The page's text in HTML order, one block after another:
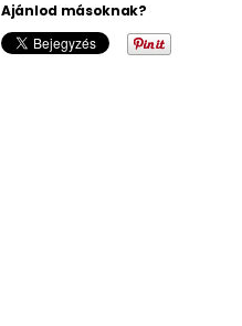
Ajánlod másoknak?